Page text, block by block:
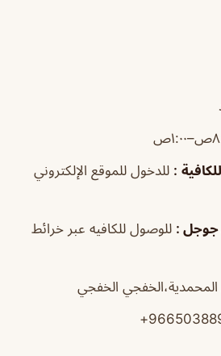
: للدخول للموقع الإلكتروني
جوجل : للوصول للكافيه عبر خرائط
الخفجي